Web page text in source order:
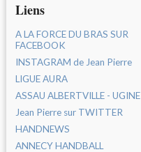
Liens
A LA FORCE DU BRAS SUR
FACEBOOK
INSTAGRAM de Jean Pierre
LIGUE AURA
ASSAU ALBERTVILLE - UGINE
Jean Pierre sur TWITTER
HANDNEWS
ANNECY HANDBALL